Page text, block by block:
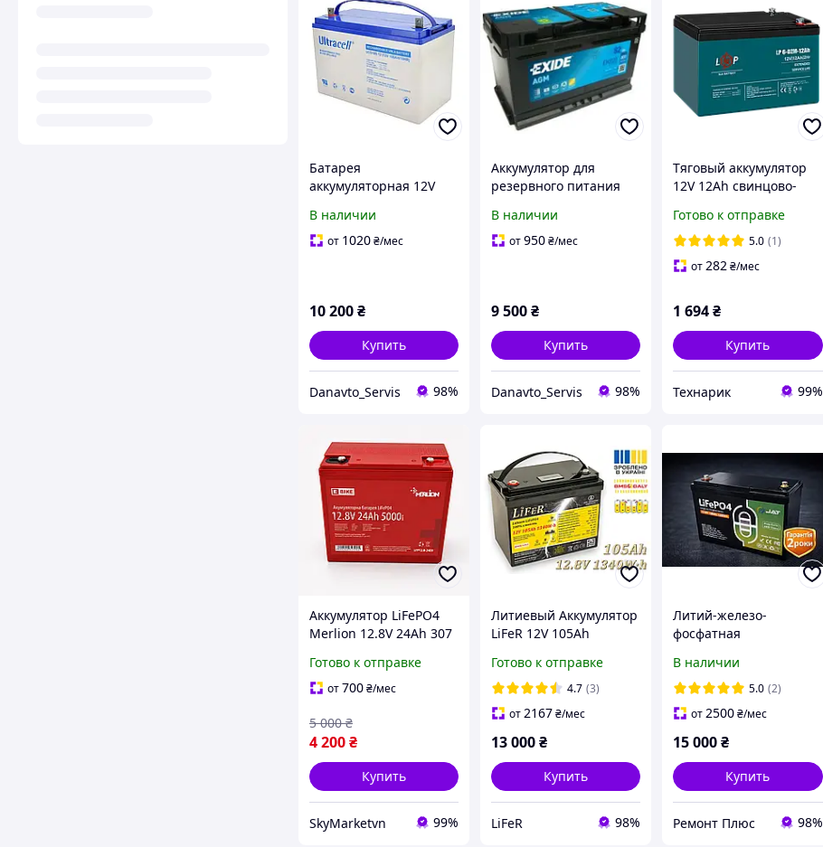
Батарея
аккумуляторная 12V
Ultracell
В наличии
от 1020₴/мес
10 200₴
Купить
Danavto_Servis 98%
Аккумулятор для
резервного питания
START-STOP AGM 82Ah
Ев (-/+) (800EN)
В наличии
от950₴/мес
9 500₴
Купить
Danavto_Servis 98%
Тяговый аккумулятор
12V 12Ah свинцово-
DZM-12 - под болт М5
Готово к отправке
5.0 (1)
от282 ₴/мес
1 694₴
Купить
Технарик 99%
Аккумулятор LiFePO4
Merlion 12.8V 24Ah 307
защита IP55 ресурс
5000 циклов
Готово к отправке
от700₴/мес
4 200₴
5 000 ₴
Купить
SkyMarketvn 99%
Литиевый Аккумулятор
LiFeR 12V 105Ah
Тяговый аккумулятор
для инвертора lifepo4
12в 100ач
Готово к отправке
4.7 (3)
от2167₴/мес
13 000₴
Купить
LiFeR 98%
Литий-железо-
фосфатная
батарея LiFePO4 JAT
12.8V 100Ah 1280Wh с
BMS, 4000 глубоких
циклов
В наличии
5.0 (2)
от2500₴/мес
15 000₴
Купить
Ремонт Плюс 98%